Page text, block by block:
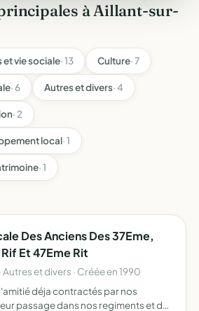
à Aillant-sur-
et vie sociale· 13 Culture· 7
· 6 Autres et divers· 4
· 2
local· 1
· 1
Des Anciens Des 37Eme,
Et 47Eme Rit
et divers · Créée en 1990
déja contractés par nos
passage dans nos regiments et de